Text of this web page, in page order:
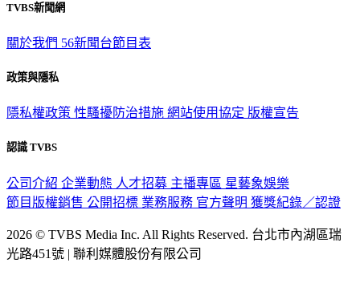
TVBS新聞網
關於我們 56新聞台節目表
政策與隱私
隱私權政策 性騷擾防治措施 網站使用協定 版權宣告
認識 TVBS
公司介紹 企業動態 人才招募 主播專區 星藝象娛樂
節目版權銷售 公開招標 業務服務 官方聲明 獲獎紀錄／認證
2026 © TVBS Media Inc. All Rights Reserved. 台北市內湖區瑞
光路451號 | 聯利媒體股份有限公司